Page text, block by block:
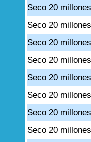
Seco 20 millones
Seco 20 millones
Seco 20 millones
Seco 20 millones
Seco 20 millones
Seco 20 millones
Seco 20 millones
Seco 20 millones